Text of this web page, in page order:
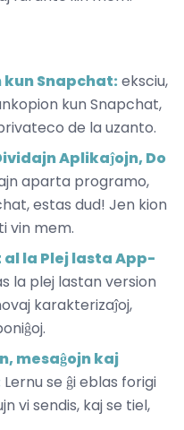
Snapchat: eksciu,
kun Snapchat,
de la uzanto.
Aplikaĵojn, Do
aparta programo,
estas dud! Jen kion
vin mem.
la Plej lasta App-
la plej lastan version
karakterizaĵoj,
mesaĝojn kaj
Lernu se ĝi eblas forigi
vi sendis, kaj se tiel,